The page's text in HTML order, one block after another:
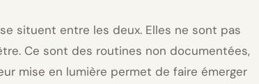
situent entre les deux. Elles ne sont pas
Ce sont des routines non documentées,
mise en lumière permet de faire émerger